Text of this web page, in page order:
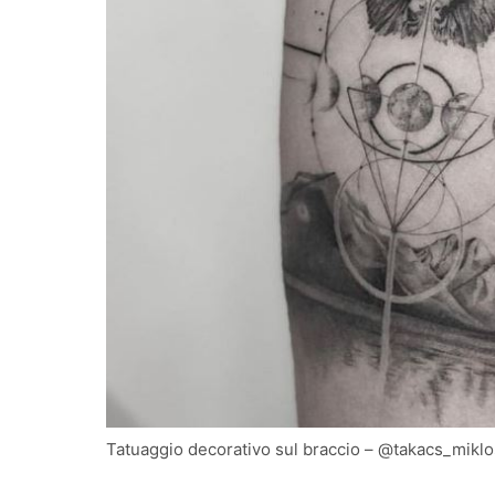
Tatuaggio decorativo sul braccio –